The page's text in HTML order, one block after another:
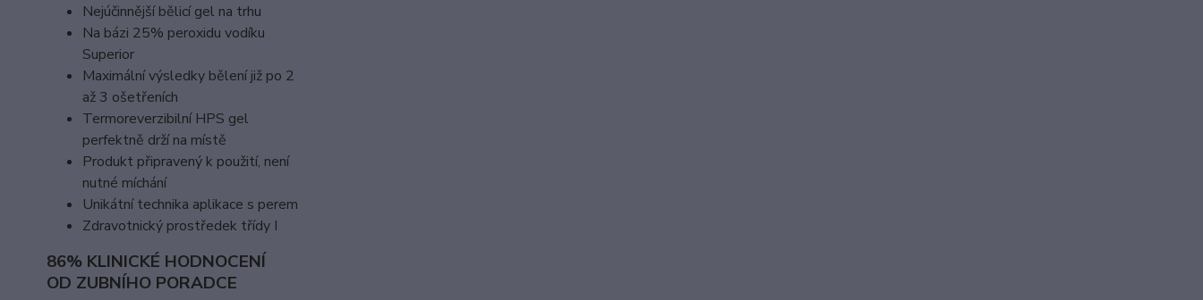
Nejúčinnější bělicí gel na trhu
Na bázi 25% peroxidu vodíku
Superior
Maximální výsledky bělení již po 2
až 3 ošetřeních
Termoreverzibilní HPS gel
perfektně drží na místě
Produkt připravený k použití, není
nutné míchání
Unikátní technika aplikace s perem
Zdravotnický prostředek třídy I
86% KLINICKÉ HODNOCENÍ
OD ZUBNÍHO PORADCE